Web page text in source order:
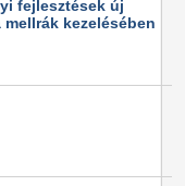
fejlesztések új
kezelésében